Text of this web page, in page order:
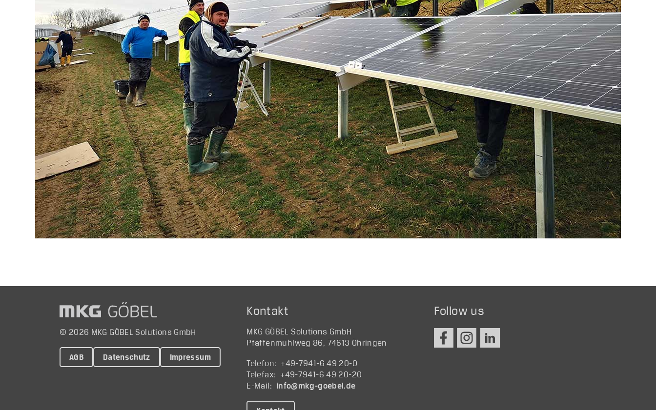
© 2026 MKG GÖBEL Solutions GmbH
AGB Datenschutz Impressum
Kontakt
MKG GÖBEL Solutions GmbH
Pfaffenmühlweg 86, 74613 Öhringen
Telefon: +49-7941-6 49 20-0
Telefax: +49-7941-6 49 20-20
E-Mail:
ed.lebeog-gkm
@ofni
Follow us